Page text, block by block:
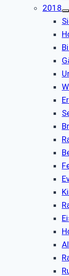
2018